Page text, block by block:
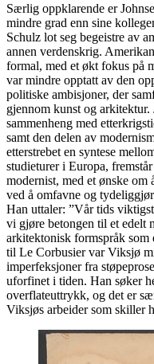
Særlig oppklarende er
mindre grad enn sine
Schulz lot seg begeistre av
annen verdenskrig.
formal, med et økt fokus på
var mindre opptatt av den
politiske ambisjoner, der
gjennom kunst og
sammenheng med
samt den delen av
etterstrebet en syntese
studieturer i Europa,
modernist, med et ønske
ved å omfavne og
Han uttaler: ”Vår tids
vi gjøre betongen til et edelt
arkitektonisk formspråk
til Le Corbusier var Viksjø
imperfeksjoner fra
uforfinet i tiden. Han søker
overflateuttrykk, og det er
Viksjøs arbeider som skiller